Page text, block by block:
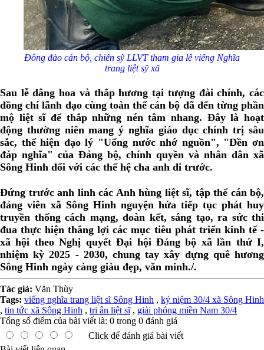
Đông đảo cán bộ, chiến sỹ LLVT tham gia lễ viếng Nghĩa
trang liệt sỹ xã
Sau lễ dâng hoa và thắp hương tại tượng đài chính, các
đồng chí lãnh đạo cùng toàn thể cán bộ đã đến từng phần
mộ liệt sĩ để thắp những nén tâm nhang. Đây là hoạt
động thường niên mang ý nghĩa giáo dục chính trị sâu
sắc, thể hiện đạo lý "Uống nước nhớ nguồn", "Đền ơn
đáp nghĩa" của Đảng bộ, chính quyền và nhân dân xã
Sông Hinh đối với các thế hệ cha anh đi trước.
Đứng trước anh linh các Anh hùng liệt sĩ, tập thể cán bộ,
đảng viên xã Sông Hinh nguyện hứa tiếp tục phát huy
truyền thống cách mạng, đoàn kết, sáng tạo, ra sức thi
đua thực hiện thắng lợi các mục tiêu phát triển kinh tế -
xã hội theo Nghị quyết Đại hội Đảng bộ xã lần thứ I,
nhiệm kỳ 2025 - 2030, chung tay xây dựng quê hương
Sông Hinh ngày càng giàu đẹp, văn minh./.
Tác giả: Văn Thùy
Tags: viếng nghĩa trang liệt sĩ Sông Hinh , kỷ niệm 30/4 xã Sông Hinh
, tin tức xã Sông Hinh , tri ân liệt sĩ, giải phóng miền Nam 30/4
Tổng số điểm của bài viết là: 0 trong 0 đánh giá
Click để đánh giá bài viết